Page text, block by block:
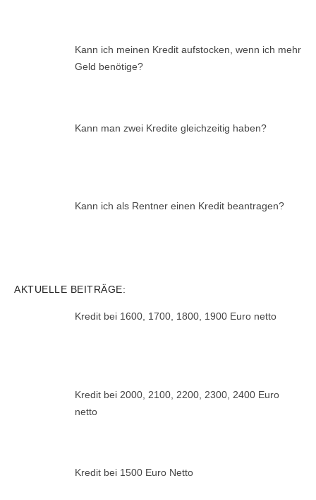
Kann ich meinen Kredit aufstocken, wenn ich mehr
Geld benötige?
Kann man zwei Kredite gleichzeitig haben?
Kann ich als Rentner einen Kredit beantragen?
AKTUELLE BEITRÄGE:
Kredit bei 1600, 1700, 1800, 1900 Euro netto
Kredit bei 2000, 2100, 2200, 2300, 2400 Euro
netto
Kredit bei 1500 Euro Netto